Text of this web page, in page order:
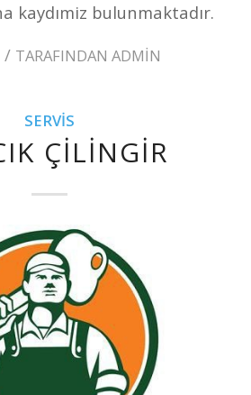
kaydımiz bulunmaktadır.
/ TARAFINDAN ADMIN
SERVIS
ÇILINGIR